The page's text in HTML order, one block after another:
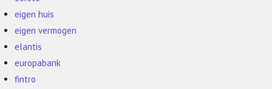
eigen huis
eigen vermogen
elantis
europabank
fintro